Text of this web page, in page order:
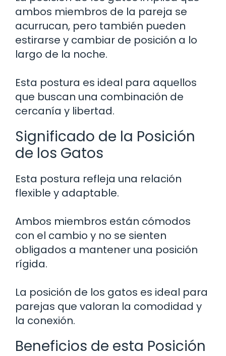
ambos miembros de la pareja se
acurrucan, pero también pueden
estirarse y cambiar de posición a lo
largo de la noche.
Esta postura es ideal para aquellos
que buscan una combinación de
cercanía y libertad.
Significado de la Posición
de los Gatos
Esta postura refleja una relación
flexible y adaptable.
Ambos miembros están cómodos
con el cambio y no se sienten
obligados a mantener una posición
rígida.
La posición de los gatos es ideal para
parejas que valoran la comodidad y
la conexión.
Beneficios de esta Posición